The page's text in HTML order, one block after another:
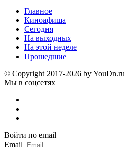
Главное
Киноафиша
Сегодня
На выходных
На этой неделе
Прошедшие
© Copyright 2017-2026 by YouDn.ru
Мы в соцсетях
Войти по email
Email